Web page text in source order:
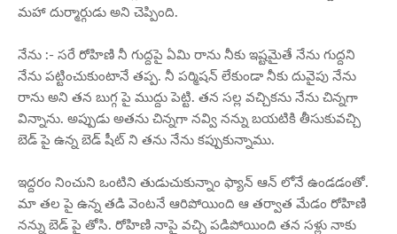
మహా దుర్మార్గుడు అని చెప్పింది.
నేను :- సరే రోహిణి నీ గుద్దపై ఏమి రాను నీకు ఇష్టమైతే నేను గుద్దని
నేను పట్టించుకుంటానే తప్ప. నీ పర్మిషన్ లేకుండా నీకు దువైపు నేను
రాను అని తన బుగ్గ పై ముద్దు పెట్టి. తన సల్ల వచ్చికను నేను చిన్నగా
విన్నాను. అప్పుడు అతను చిన్నగా నవ్వి నన్ను బయటికి తీసుకువచ్చి
బెడ్ పై ఉన్న బెడ్ షీట్ ని తను నేను కప్పుకున్నాము.
ఇద్దరం నించుని ఒంటిని తుడుచుకున్నాం ఫ్యాన్ ఆన్ లోనే ఉండడంతో.
మా తల పై ఉన్న తడి వెంటనే ఆరిపోయింది ఆ తర్వాత మేడం రోహిణి
నన్ను బెడ్ పై తోసి. రోహిణి నాపై వచ్చి పడిపోయింది తన సళ్లు నాకు